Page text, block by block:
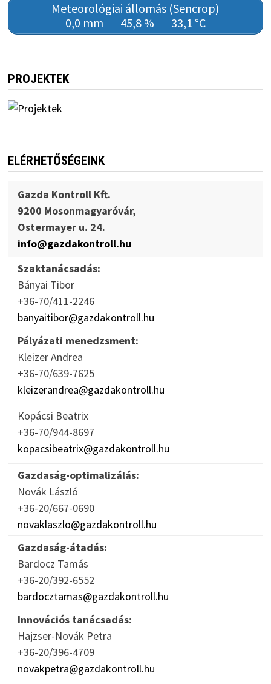
Meteorológiai állomás (Sencrop)
0,0 mm
45,8 % 33,1 °C
PROJEKTEK
ELÉRHETŐSÉGEINK
Gazda Kontroll Kft.
9200 Mosonmagyaróvár,
Ostermayer u. 24.
info@gazdakontroll.hu
Szaktanácsadás:
Bányai Tibor
+36-70/411-2246
banyaitibor@gazdakontroll.hu
Pályázati menedzsment:
Kleizer Andrea
+36-70/639-7625
kleizerandrea@gazdakontroll.hu
Kopácsi Beatrix
+36-70/944-8697
kopacsibeatrix@gazdakontroll.hu
Gazdaság-optimalizálás:
Novák László
+36-20/667-0690
novaklaszlo@gazdakontroll.hu
Gazdaság-átadás:
Bardocz Tamás
+36-20/392-6552
bardocztamas@gazdakontroll.hu
Innovációs tanácsadás:
Hajzser-Novák Petra
+36-20/396-4709
novakpetra@gazdakontroll.hu